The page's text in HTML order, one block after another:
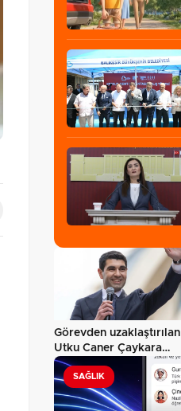
Görevden uzaklaştırılan
Utku Caner Çaykara
hakkında…
SAĞLIK